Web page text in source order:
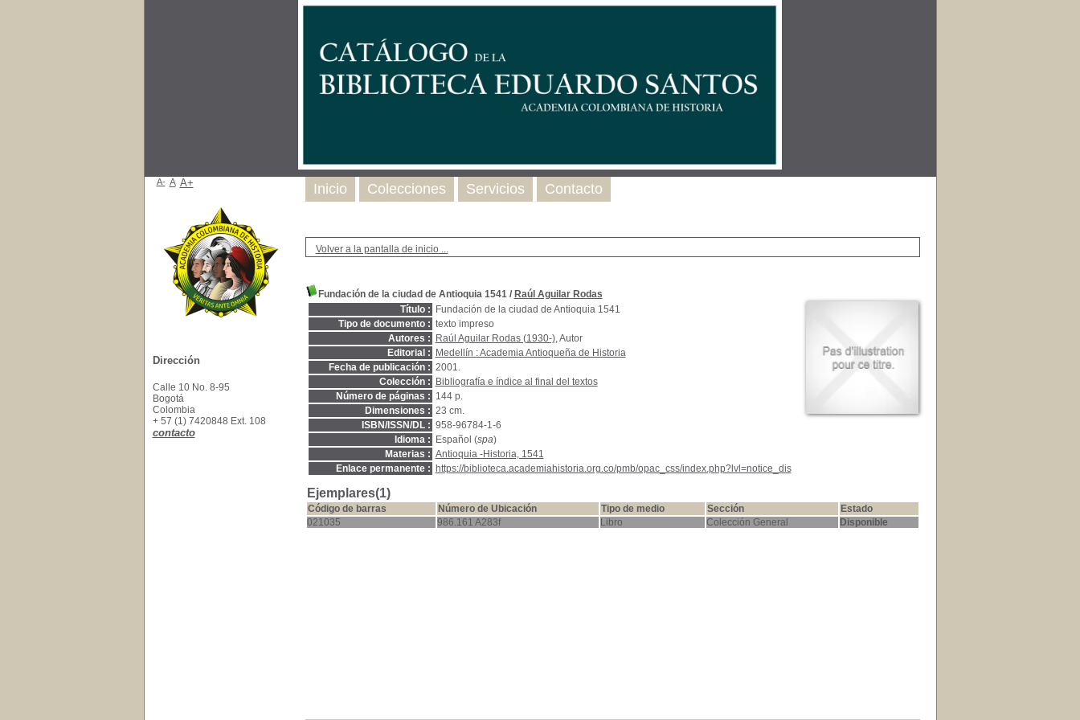
Volver a la pantalla de inicio ...
Fundación de la ciudad de Antioquia 1541/ Raúl Aguilar Rodas
Título :
Fundación de la ciudad de Antioquia 1541
Tipo de documento : texto impreso
Autores :
Raúl Aguilar Rodas (1930-), Autor
Editorial :
Medellín : Academia Antioqueña de Historia
Fecha de publicación : 2001.
Colección :
Bibliografía e índice al final del textos
Número de páginas : 144 p.
Dimensiones : 23 cm.
ISBN/ISSN/DL : 958-96784-1-6
Idioma :
Español (spa)
Materias : Antioquia -Historia, 1541
Enlace permanente :
https://biblioteca.academiahistoria.org.co/pmb/opac_css/index.php?lvl=notice_dis
Ejemplares(1)
Código de barras Número de Ubicación Tipo de medio Sección
Estado
021035
986.161 A283f Libro Colección General Disponible
Inicio Colecciones Servicios Contacto
A- A A+
Dirección
Calle 10 No. 8-95
Bogotá
Colombia
+ 57 (1) 7420848 Ext. 108
contacto